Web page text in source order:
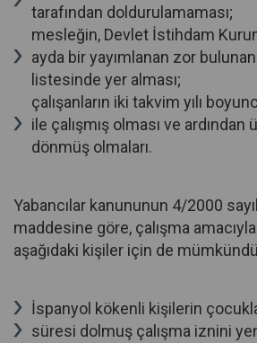
tarafından doldurulamaması;
mesleğin, Devlet İstihdam
ayda bir yayımlanan zor
listesinde yer alması;
çalışanların iki takvim yılı
ile çalışmış olması ve ardından
dönmüş olmaları.
Yabancılar kanununun 4/2000
maddesine göre, çalışma
aşağıdaki kişiler için de
İspanyol kökenli kişilerin
süresi dolmuş çalışma iznini